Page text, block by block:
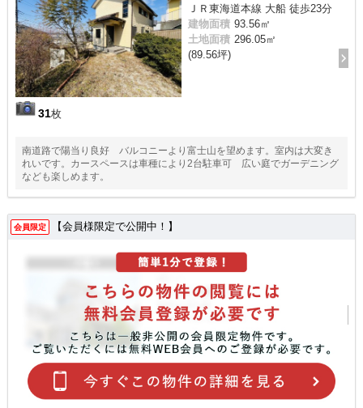
31枚
ＪＲ東海道本線 大船 徒歩23分
建物面積 93.56㎡
土地面積 296.05㎡
(89.56坪)
南道路で陽当り良好 バルコニーより富士山を望めます。室内は大変き
れいです。カースペースは車種により2台駐車可 広い庭でガーデニング
なども楽しめます。
会員限定 【会員様限定で公開中！】